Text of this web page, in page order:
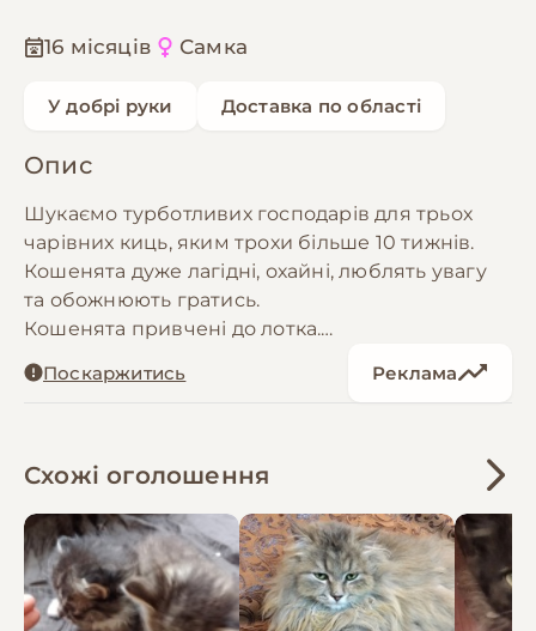
16 місяців Самка
У добрі руки Доставка по області
Опис
Шукаємо турботливих господарів для трьох
чарівних киць, яким трохи більше 10 тижнів.
Кошенята дуже лагідні, охайні, люблять увагу
та обожнюють гратись.
Кошенята привчені до лотка.
За додатковими фото, відео або деталями
096 372 53 73 - Оксана
Поскаржитись Реклама
Схожі оголошення